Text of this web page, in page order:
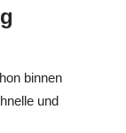
binnen
und